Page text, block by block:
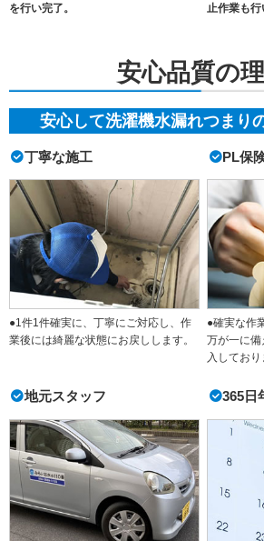
を行い完了。
止作業も行
安心品質の
安心して洗濯機水漏れつまり
丁寧な施工
●1件1件確実に、丁寧にご対応し、作
業後には綺麗な状態にお戻しします。
PL保
●確実な作
万が一に
入しており
地元スタッフ 365日